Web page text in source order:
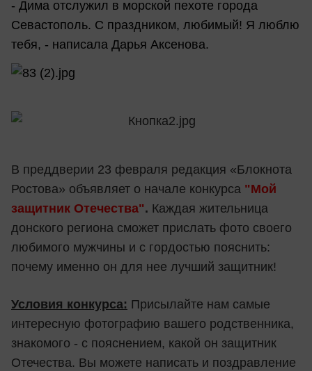
- Дима отслужил в морской пехоте города
Севастополь. С праздником, любимый! Я люблю
тебя, - написала Дарья Аксенова.
В преддверии 23 февраля редакция «Блокнота
Ростова» объявляет о начале конкурса "Мой
защитник Отечества". Каждая жительница
донского региона сможет прислать фото своего
любимого мужчины и с гордостью пояснить:
почему именно он для нее лучший защитник!
Условия конкурса: Присылайте нам самые
интересную фотографию вашего родственника,
знакомого - с пояснением, какой он защитник
Отечества. Вы можете написать и поздравление